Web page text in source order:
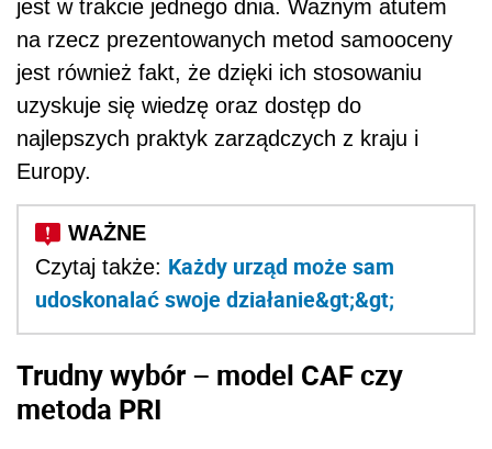
jest w trakcie jednego dnia. Ważnym atutem
na rzecz prezentowanych metod samooceny
jest również fakt, że dzięki ich stosowaniu
uzyskuje się wiedzę oraz dostęp do
najlepszych praktyk zarządczych z kraju i
Europy.
Czytaj także: Każdy urząd może sam
udoskonalać swoje działanie&gt;&gt;
Trudny wybór – model CAF czy
metoda PRI